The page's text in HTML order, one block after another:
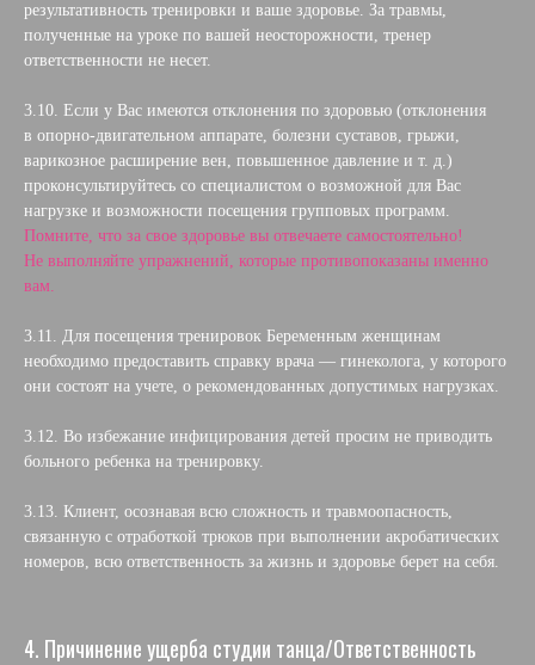
результативность тренировки и ваше здоровье. За травмы,
полученные на уроке по вашей неосторожности, тренер
ответственности не несет.
3.10. Если у Вас имеются отклонения по здоровью (отклонения
в опорно-двигательном аппарате, болезни суставов, грыжи,
варикозное расширение вен, повышенное давление и т. д.)
проконсультируйтесь со специалистом о возможной для Вас
нагрузке и возможности посещения групповых программ.
Помните, что за свое здоровье вы отвечаете самостоятельно!
Не выполняйте упражнений, которые противопоказаны именно
вам.
3.11. Для посещения тренировок Беременным женщинам
необходимо предоставить справку врача — гинеколога, у которого
они состоят на учете, о рекомендованных допустимых нагрузках.
3.12. Во избежание инфицирования детей просим не приводить
больного ребенка на тренировку.
3.13. Клиент, осознавая всю сложность и травмоопасность,
связанную с отработкой трюков при выполнении акробатических
номеров, всю ответственность за жизнь и здоровье берет на себя.
4. Причинение ущерба студии танца/Ответственность